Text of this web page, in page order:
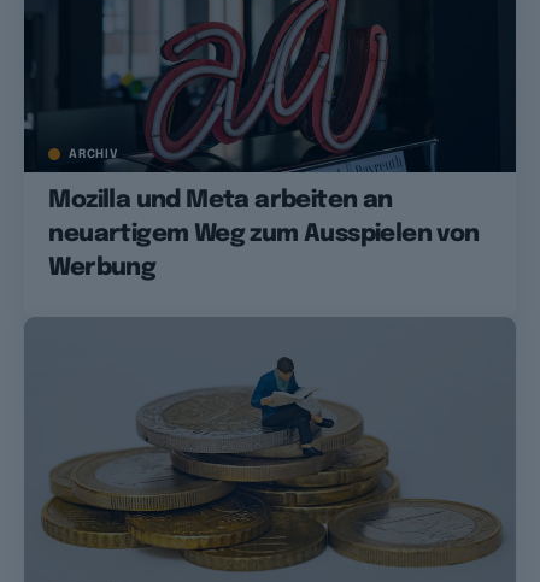
ARCHIV
Mozilla und Meta arbeiten an
neuartigem Weg zum Ausspielen von
Werbung